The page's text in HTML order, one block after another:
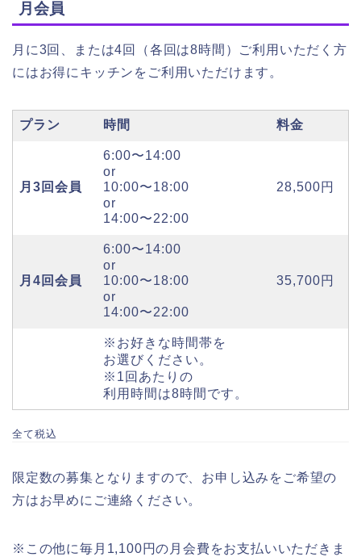
月会員
月に3回、または4回（各回は8時間）ご利用いただく方
にはお得にキッチンをご利用いただけます。
プラン 時間 料金
月3回会員
6:00〜14:00
or
10:00〜18:00
or
14:00〜22:00
28,500円
月4回会員
6:00〜14:00
or
10:00〜18:00
or
14:00〜22:00
35,700円
※お好きな時間帯を
お選びください。
※1回あたりの
利用時間は8時間です。
全て税込
限定数の募集となりますので、お申し込みをご希望の
方はお早めにご連絡ください。
※この他に毎月1,100円の月会費をお支払いいただきま